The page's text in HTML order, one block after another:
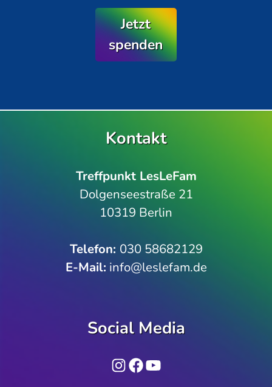
Jetzt
spenden
Kontakt
Treffpunkt LesLeFam
Dolgenseestraße 21
10319 Berlin
Telefon­: 030 58682129
E-Mail: info@leslefam.de
Social Media
Instagram
Facebook
YouTube